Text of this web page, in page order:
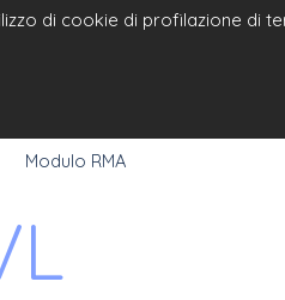
di cookie di profilazione di
Modulo RMA